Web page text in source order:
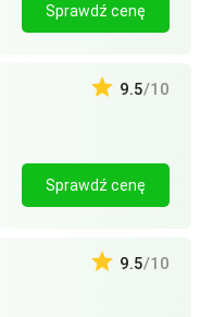
Sprawdź cenę
9.5/10
Sprawdź cenę
9.5/10